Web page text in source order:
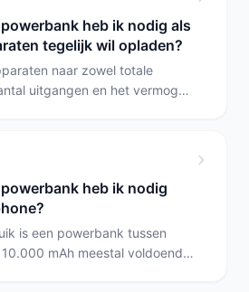
meerdere mobieltjes of
een model met meerdere
heb ik nodig als
tegelijk wil opladen?
naar zowel totale
uitgangen en het vermogen
Powerbank 20000mAh met
je hoge uitgangsvermogens
compact gebruik volstaat de
heb ik nodig
is een powerbank tussen
mAh meestal voldoende: